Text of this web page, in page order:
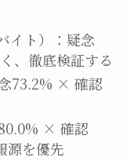
イト）：疑念
、徹底検証する
73.2% × 確認
× 確認
源を優先